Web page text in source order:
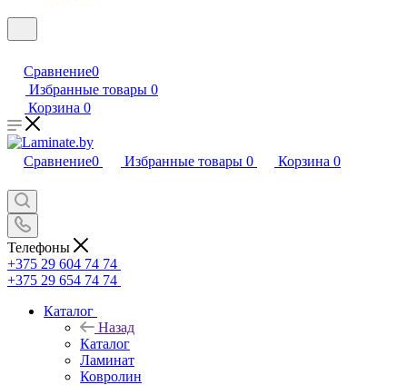
Сравнение0
Избранные товары 0
Корзина 0
Сравнение0 Избранные товары 0 Корзина 0
Телефоны
+375 29 604 74 74
+375 29 654 74 74
Каталог
Назад
Каталог
Ламинат
Ковролин